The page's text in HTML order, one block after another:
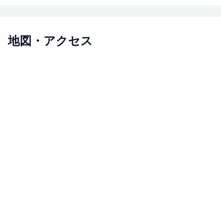
地図・アクセス